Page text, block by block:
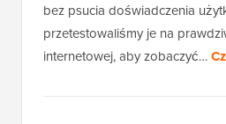
bez psucia doświadczenia
przetestowaliśmy je na
internetowej, aby zobaczyć…